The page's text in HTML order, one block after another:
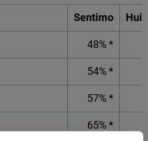
Sentimo
48% *
54% *
57% *
65% *